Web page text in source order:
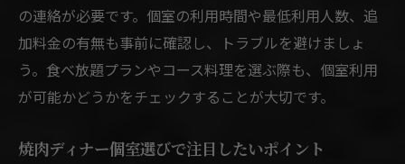
の連絡が必要です。個室の利用時間や最低利用人数、追
加料金の有無も事前に確認し、トラブルを避けましょ
う。食べ放題プランやコース料理を選ぶ際も、個室利用
が可能かどうかをチェックすることが大切です。
焼肉ディナー個室選びで注目したいポイント